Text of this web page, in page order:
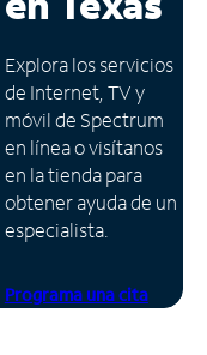
Explora los servicios
de Internet, TV y
móvil de Spectrum
en línea o visítanos
en la tienda para
obtener ayuda de un
especialista.
Programa una cita